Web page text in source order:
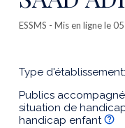
ESSMS - Mis en ligne le
Type
Publics
situation de
handicap enfant